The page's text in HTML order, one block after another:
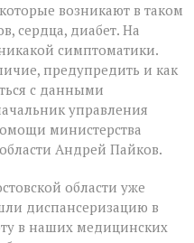
возникают в таком
сердца, диабет. На
симптоматики.
предупредить и как
с данными
управления
министерства
Андрей Пайков.
области уже
диспансеризацию в
в наших медицинских